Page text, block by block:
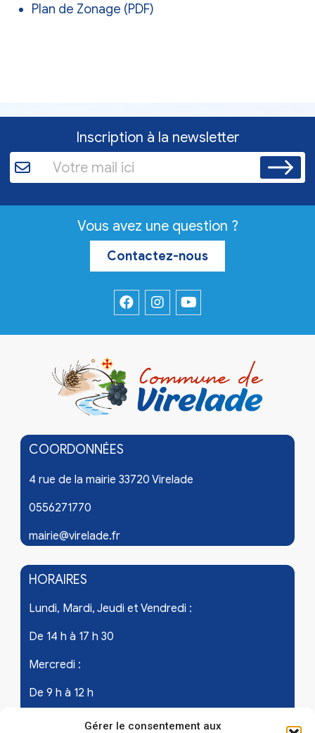
Gérer le consentement aux
Plan de Zonage (PDF)
Inscription à la newsletter
Vous avez une question ?
Contactez-nous
COORDONNÉES
4 rue de la mairie 33720 Virelade
0556271770
mairie@virelade.fr
HORAIRES
Lundi, Mardi, Jeudi et Vendredi :
De 14 h à 17 h 30
Mercredi :
De 9 h à 12 h
Samedi - les 1er et 3ème de chaque mois :